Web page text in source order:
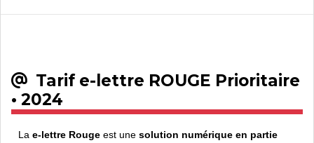
Tarif e-lettre ROUGE Prioritaire
• 2024
La e-lettre Rougeest une solution numérique en partie